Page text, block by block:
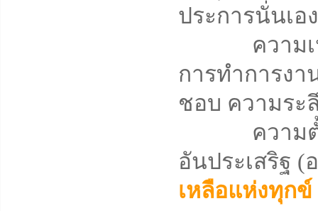
ประการนั่นเอ
ความเห็น
การทำการง
ชอบ ความระ
ความตั้งใจ
อันประเสริฐ (
เหลือแห่งทุกข์